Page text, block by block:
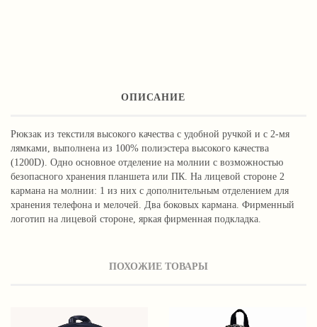
ОПИСАНИЕ
Рюкзак из текстиля высокого качества с удобной ручкой и с 2-мя
лямками, выполнена из 100% полиэстера высокого качества
(1200D). Одно основное отделение на молнии с возможностью
безопасного хранения планшета или ПК. На лицевой стороне 2
кармана на молнии: 1 из них с дополнительным отделением для
хранения телефона и мелочей. Два боковых кармана. Фирменный
логотип на лицевой стороне, яркая фирменная подкладка.
ПОХОЖИЕ ТОВАРЫ